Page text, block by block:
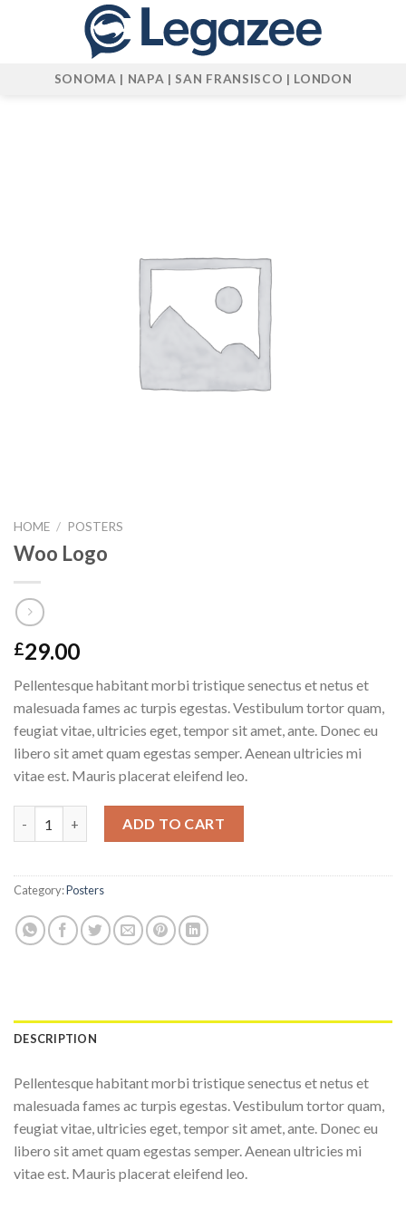
SONOMA | NAPA | SAN FRANSISCO | LONDON
HOME / POSTERS
Woo Logo
£29.00
Pellentesque habitant morbi tristique senectus et netus et
malesuada fames ac turpis egestas. Vestibulum tortor quam,
feugiat vitae, ultricies eget, tempor sit amet, ante. Donec eu
libero sit amet quam egestas semper. Aenean ultricies mi
vitae est. Mauris placerat eleifend leo.
ADD TO CART
Category:Posters
DESCRIPTION
Pellentesque habitant morbi tristique senectus et netus et
malesuada fames ac turpis egestas. Vestibulum tortor quam,
feugiat vitae, ultricies eget, tempor sit amet, ante. Donec eu
libero sit amet quam egestas semper. Aenean ultricies mi
vitae est. Mauris placerat eleifend leo.